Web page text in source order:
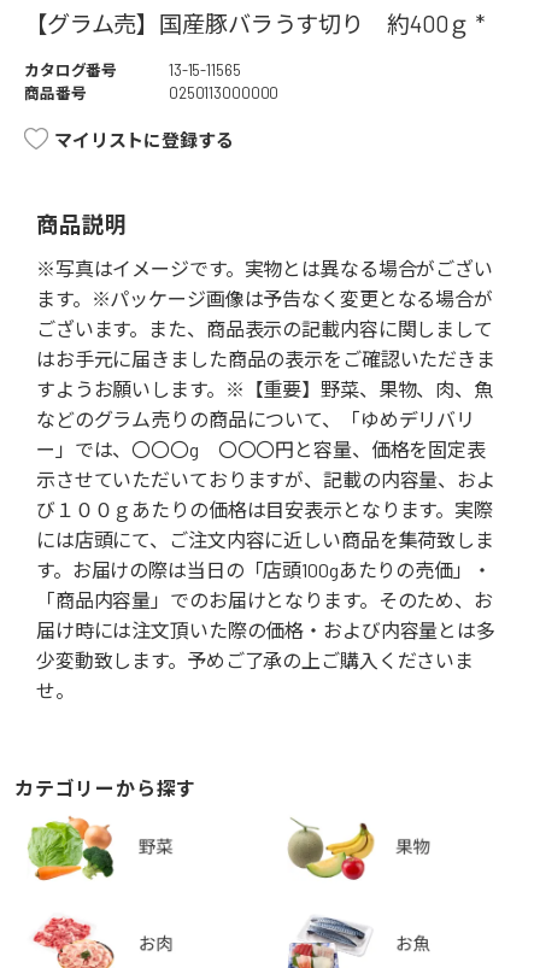
【グラム売】国産豚バラうす切り 約400ｇ *
カタログ番号
13-15-11565
商品番号
0250113000000
マイリストに登録する
商品説明
※写真はイメージです。実物とは異なる場合がござい
ます。※パッケージ画像は予告なく変更となる場合が
ございます。また、商品表示の記載内容に関しまして
はお手元に届きました商品の表示をご確認いただきま
すようお願いします。※【重要】野菜、果物、肉、魚
などのグラム売りの商品について、「ゆめデリバリ
ー」では、〇〇〇g 〇〇〇円と容量、価格を固定表
示させていただいておりますが、記載の内容量、およ
び１００ｇあたりの価格は目安表示となります。実際
には店頭にて、ご注文内容に近しい商品を集荷致しま
す。お届けの際は当日の「店頭100gあたりの売価」・
「商品内容量」でのお届けとなります。そのため、お
届け時には注文頂いた際の価格・および内容量とは多
少変動致します。予めご了承の上ご購入くださいま
せ。
カテゴリーから探す